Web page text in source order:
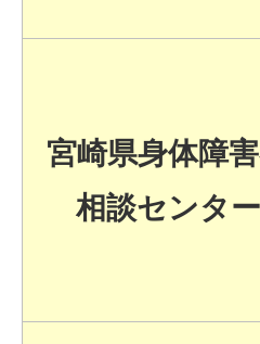
宮崎県身体障
相談センター